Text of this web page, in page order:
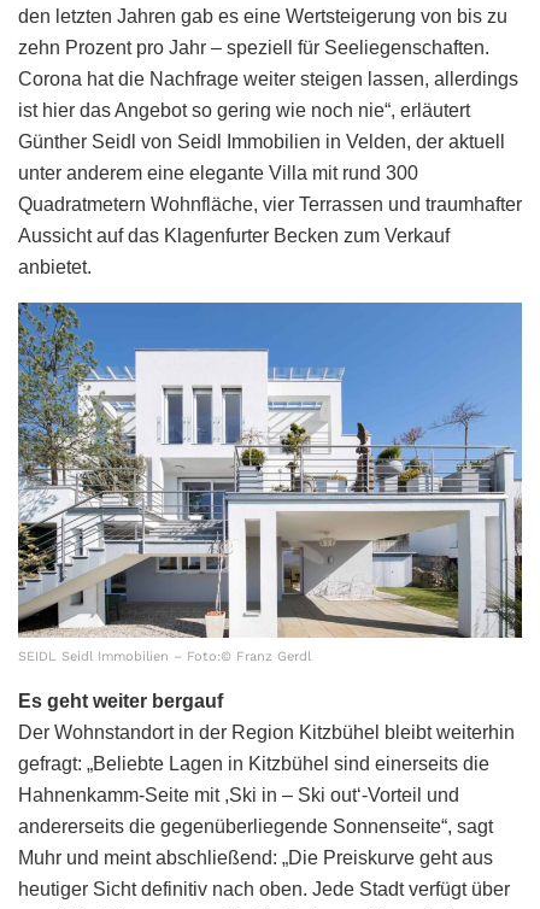
den letzten Jahren gab es eine Wertsteigerung von bis zu
zehn Prozent pro Jahr – speziell für Seeliegenschaften.
Corona hat die Nachfrage weiter steigen lassen, allerdings
ist hier das Angebot so gering wie noch nie“, erläutert
Günther Seidl von Seidl Immobilien in Velden, der aktuell
unter anderem eine elegante Villa mit rund 300
Quadratmetern Wohnfläche, vier Terrassen und traumhafter
Aussicht auf das Klagenfurter Becken zum Verkauf
anbietet.
SEIDL Seidl Immobilien – Foto:© Franz Gerdl
Es geht weiter bergauf
Der Wohnstandort in der Region Kitzbühel bleibt weiterhin
gefragt: „Beliebte Lagen in Kitzbühel sind einerseits die
Hahnenkamm-Seite mit ,Ski in – Ski out‘-Vorteil und
andererseits die gegenüberliegende Sonnenseite“, sagt
Muhr und meint abschließend: „Die Preiskurve geht aus
heutiger Sicht definitiv nach oben. Jede Stadt verfügt über